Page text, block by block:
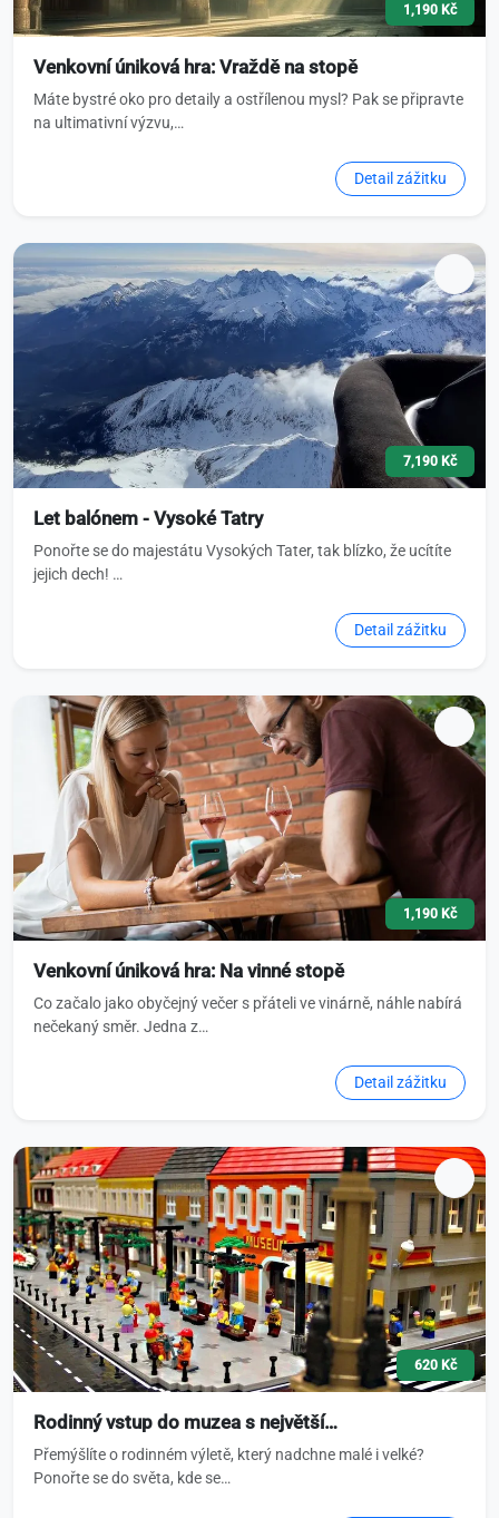
1,190 Kč
Venkovní úniková hra: Vraždě na stopě
Máte bystré oko pro detaily a ostřílenou mysl? Pak se připravte
na ultimativní výzvu,…
Detail zážitku
7,190 Kč
Let balónem - Vysoké Tatry
Ponořte se do majestátu Vysokých Tater, tak blízko, že ucítíte
jejich dech! …
Detail zážitku
1,190 Kč
Venkovní úniková hra: Na vinné stopě
Co začalo jako obyčejný večer s přáteli ve vinárně, náhle nabírá
nečekaný směr. Jedna z…
Detail zážitku
620 Kč
Rodinný vstup do muzea s největší…
Přemýšlíte o rodinném výletě, který nadchne malé i velké?
Ponořte se do světa, kde se…